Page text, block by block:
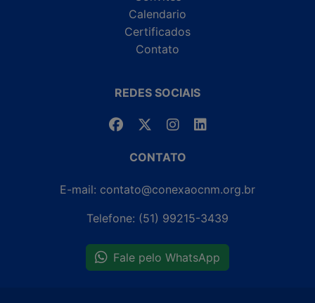
Calendario
Certificados
Contato
REDES SOCIAIS
CONTATO
E-mail: contato@conexaocnm.org.br
Telefone: (51) 99215-3439
Fale pelo WhatsApp